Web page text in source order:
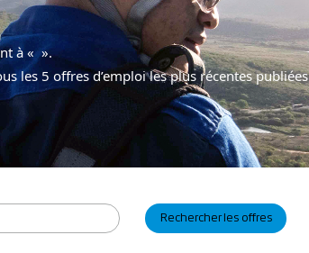
à «».
les 5 offres d’emploi les plus récentes publiées